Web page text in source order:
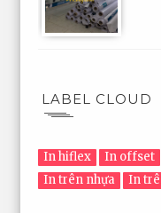
LABEL CLOUD
In hiflex In offset
In trên nhựa
In